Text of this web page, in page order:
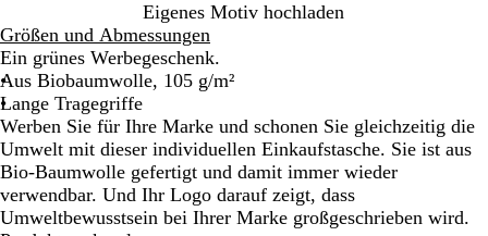
e
i
g
e
Eigenes Motiv hochladen
Größen und Abmessungen
Ein grünes Werbegeschenk.
Aus Biobaumwolle, 105 g/m²
Lange Tragegriffe
Werben Sie für Ihre Marke und schonen Sie gleichzeitig die
Umwelt mit dieser individuellen Einkaufstasche. Sie ist aus
Bio-Baumwolle gefertigt und damit immer wieder
verwendbar. Und Ihr Logo darauf zeigt, dass
Umweltbewusstsein bei Ihrer Marke großgeschrieben wird.